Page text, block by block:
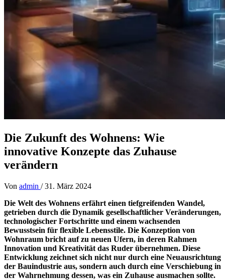
Die Zukunft des Wohnens: Wie
innovative Konzepte das Zuhause
verändern
Von admin /31. März 2024
Die Welt des Wohnens erfährt einen tiefgreifenden Wandel,
getrieben durch die Dynamik gesellschaftlicher Veränderungen,
technologischer Fortschritte und einem wachsenden
Bewusstsein für flexible Lebensstile. Die Konzeption von
Wohnraum bricht auf zu neuen Ufern, in deren Rahmen
Innovation und Kreativität das Ruder übernehmen. Diese
Entwicklung zeichnet sich nicht nur durch eine Neuausrichtung
der Bauindustrie aus, sondern auch durch eine Verschiebung in
der Wahrnehmung dessen, was ein Zuhause ausmachen sollte.